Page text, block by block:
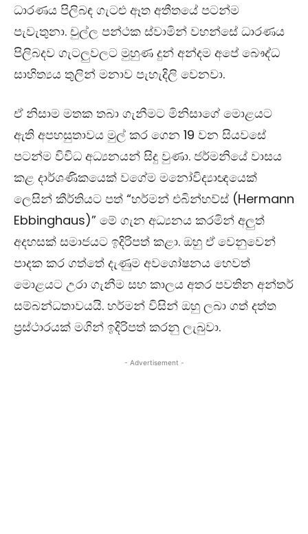
ධාරණය පිලිබඳ ගැටළු ඈත අතීතයේ පටන්ම
පැවැතුනා. චුල්ල පන්ථක ස්වාමින් වහන්සේ ධාරණය
පිලිබදව ගැටලුවලට මුහුණ දුන් අන්දම අපේ බෞද්ධ
සාහිත්‍යය තුලින් මනාව පැහැදිලි වෙනවා.
ඒ නිසාම මතක තබා ගැනීමට මිනිසාගේ මොළයට
ඇති අපහසුතාවය මුල් කර ගෙන 19 වන සියවසේ
පටන්ම විවිධ අධ්‍යනයන් සිදු වුණා. ජර්මනියේ වාසය
කළ දාර්ශණිකයෙක් වගේම මනෝවිද්‍යාඥයෙක්
ලෙසින් කීර්තියට පත් “හර්මන් එබින්හව්ස් (Hermann
Ebbinghaus)” මේ ගැන අධ්‍යනය කරමින් අලුත්
අදහසක් සමාජයට ඉදිරිපත් කළා. ඔහු ඒ වෙනුවෙන්
පාදක කර ගත්තේ දැණුම අවශෝෂනය හෙවත්
මොළයට උරා ගැනීම සහ කාලය අතර පවතින අන්තර්
සම්බන්ධතාවයයි. හර්මන් විසින් ඔහු ලබා ගත් දත්ත
ප්‍රස්ථාරයක් මගින් ඉදිරිපත් කරනු ලැබුවා.
- Advertisement -